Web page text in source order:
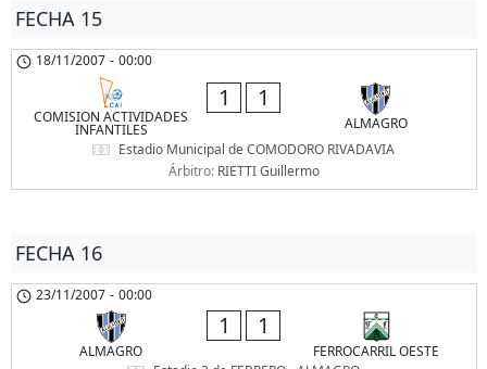
FECHA 15
18/11/2007 - 00:00
COMISION ACTIVIDADES
INFANTILES
1 1
ALMAGRO
Estadio Municipal de COMODORO RIVADAVIA
Árbitro: RIETTI Guillermo
FECHA 16
23/11/2007 - 00:00
ALMAGRO
1 1
FERROCARRIL OESTE